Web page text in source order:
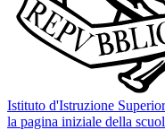
Istituto d'Istruzione
la pagina iniziale della